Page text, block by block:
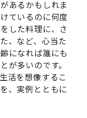
あるかもしれま
ているのに何度
した料理に、さ
、など、心当た
になれば誰にも
が多いのです。
活を想像するこ
、実例とともに